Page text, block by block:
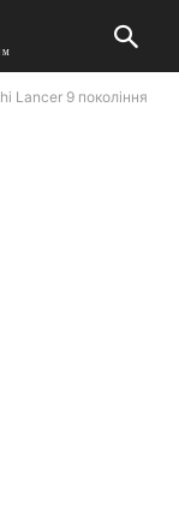
Lancer 9 покоління